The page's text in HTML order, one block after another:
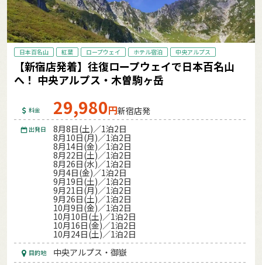
日本百名山 紅葉 ロープウェイ ホテル宿泊 中央アルプス
【新宿店発着】往復ロープウェイで日本百名山
へ！ 中央アルプス・木曽駒ヶ岳
料金 29,980円新宿店発
出発日 8月8日(土)／1泊2日
8月10日(月)／1泊2日
8月14日(金)／1泊2日
8月22日(土)／1泊2日
8月26日(水)／1泊2日
9月4日(金)／1泊2日
9月19日(土)／1泊2日
9月21日(月)／1泊2日
9月26日(土)／1泊2日
10月9日(金)／1泊2日
10月10日(土)／1泊2日
10月16日(金)／1泊2日
10月24日(土)／1泊2日
目的地 中央アルプス・御嶽